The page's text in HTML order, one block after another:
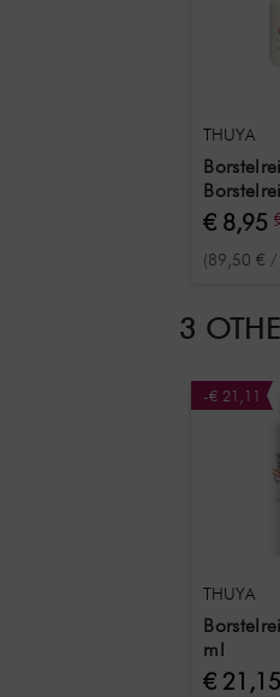
THUYA
ml
€ 8,95
(89,50 € /
3
-€ 21,11
THUYA
ml
€ 21,15